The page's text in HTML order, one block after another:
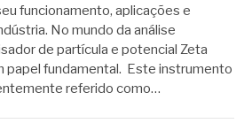
funcionamento, aplicações e
No mundo da análise
de partícula e potencial Zeta
papel fundamental. Este instrumento
referido como…